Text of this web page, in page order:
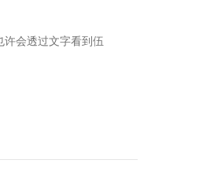
会透过文字看到伍